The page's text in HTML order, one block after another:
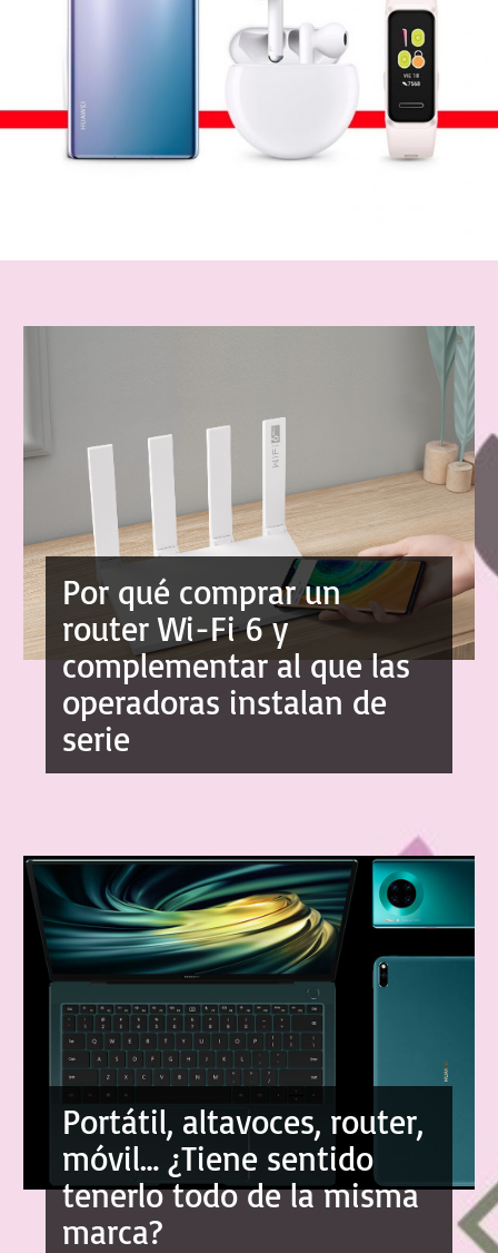
Por qué comprar un
router Wi-Fi 6 y
complementar al que las
operadoras instalan de
serie
Portátil, altavoces, router,
móvil… ¿Tiene sentido
tenerlo todo de la misma
marca?